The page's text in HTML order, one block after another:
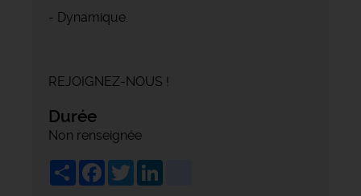
- Dynamique.
REJOIGNEZ-NOUS !
Durée
Non renseignée
ShareFacebook
Twitter